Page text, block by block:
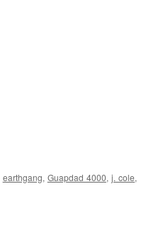
earthgang, Guapdad 4000, j. cole,